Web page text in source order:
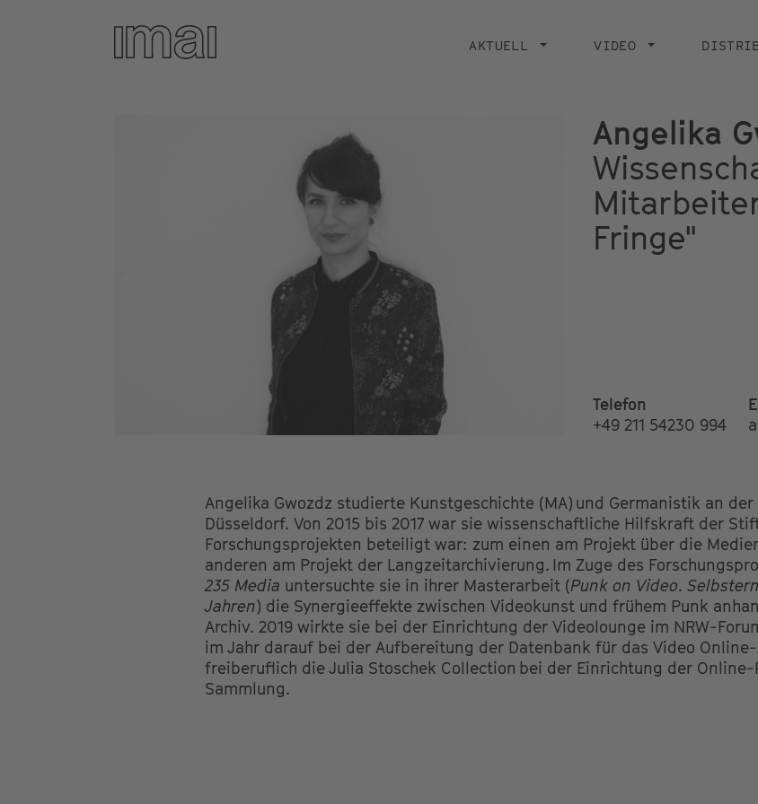
navigation
AKTUELL VIDEO
Angelika
Fringe"
Telefon
+49 211 54230 994
Angelika Gwozdz studierte Kunstgeschichte (MA) und Germanistik an
Düsseldorf. Von 2015 bis 2017 war sie wissenschaftliche Hilfskraft der
Forschungsprojekten beteiligt war: zum einen am Projekt über die
anderen am Projekt der Langzeitarchivierung. Im Zuge des
235 Media untersuchte sie in ihrer Masterarbeit (Punk on Video.
Jahren) die Synergieeffekte zwischen Videokunst und frühem Punk
Archiv. 2019 wirkte sie bei der Einrichtung der Videolounge im NRW-
im Jahr darauf bei der Aufbereitung der Datenbank für das Video
freiberuflich die Julia Stoschek Collection bei der Einrichtung der
Sammlung.